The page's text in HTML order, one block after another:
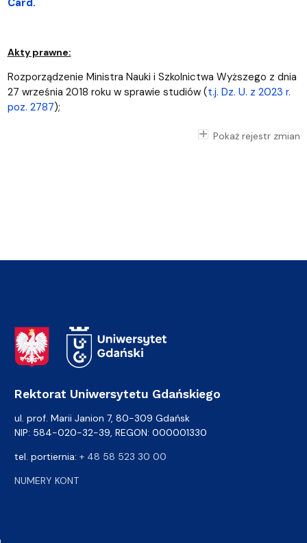
Akty prawne:
Rozporządzenie Ministra Nauki i Szkolnictwa Wyższego z dnia
27 września 2018 roku w sprawie studiów (t.j. Dz. U. z 2023 r.
poz. 2787);
Pokaż rejestr zmian
Adres Rektoratu
Rektorat Uniwersytetu Gdańskiego
ul. prof. Marii Janion 7, 80-309 Gdańsk
NIP: 584-020-32-39, REGON: 000001330
tel. portiernia: + 48 58 523 30 00
NUMERY KONT